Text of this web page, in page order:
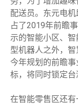
配送员。东元电机
占了2019年前瞻
示的智能小区、
型机器人之外，
今年规划的前瞻
标，将同时锁定台
在智能零售区还